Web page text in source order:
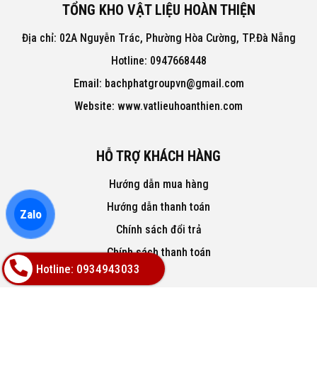
TỔNG KHO VẬT LIỆU HOÀN THIỆN
Địa chỉ: 02A Nguyễn Trác, Phường Hòa Cường, TP.Đà Nẵng
Hotline: 0947668448
Email: bachphatgroupvn@gmail.com
Website: www.vatlieuhoanthien.com
HỖ TRỢ KHÁCH HÀNG
Hướng dẫn mua hàng
Hướng dẫn thanh toán
Chính sách đổi trả
Chính sách thanh toán
Hotline: 0934943033
Zalo